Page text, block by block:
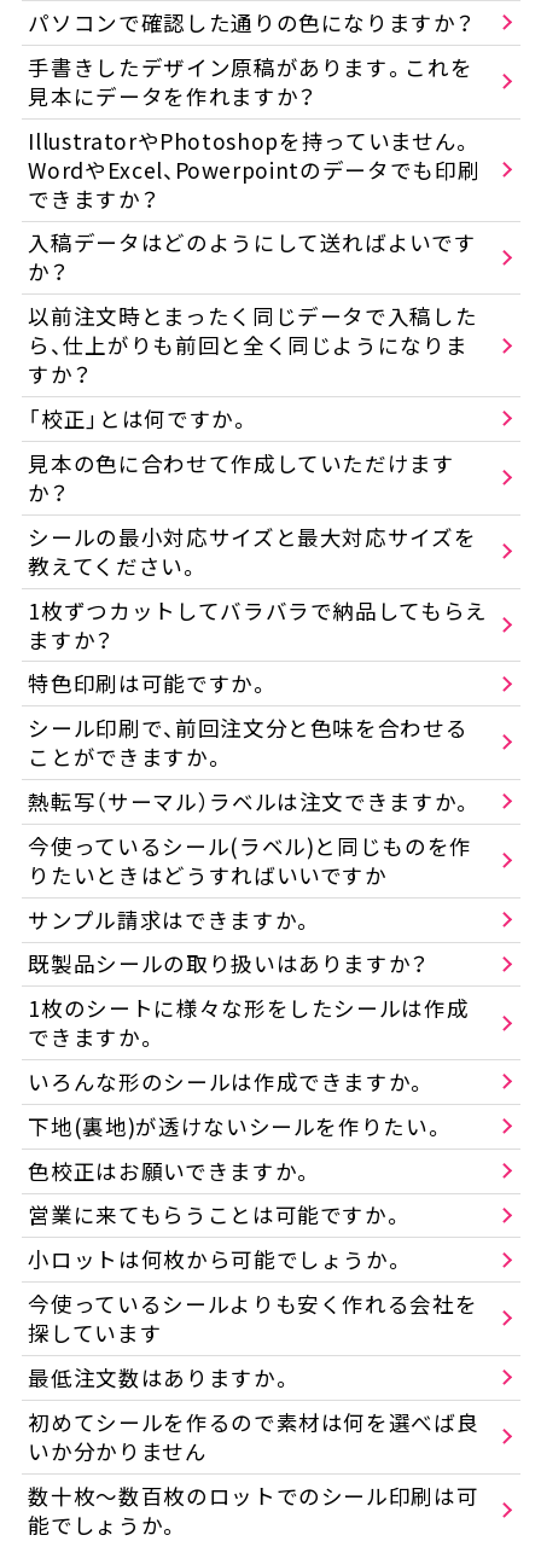
パソコンで確認した通りの色になりますか？
手書きしたデザイン原稿があります。これを
見本にデータを作れますか？
IllustratorやPhotoshopを持っていません。
WordやExcel、Powerpointのデータでも印刷
できますか？
入稿データはどのようにして送ればよいです
か？
以前注文時とまったく同じデータで入稿した
ら、仕上がりも前回と全く同じようになりま
すか？
「校正」とは何ですか。
見本の色に合わせて作成していただけます
か？
シールの最小対応サイズと最大対応サイズを
教えてください。
1枚ずつカットしてバラバラで納品してもらえ
ますか？
特色印刷は可能ですか。
シール印刷で、前回注文分と色味を合わせる
ことができますか。
熱転写（サーマル）ラベルは注文できますか。
今使っているシール(ラベル)と同じものを作
りたいときはどうすればいいですか
サンプル請求はできますか。
既製品シールの取り扱いはありますか？
1枚のシートに様々な形をしたシールは作成
できますか。
いろんな形のシールは作成できますか。
下地(裏地)が透けないシールを作りたい。
色校正はお願いできますか。
営業に来てもらうことは可能ですか。
小ロットは何枚から可能でしょうか。
今使っているシールよりも安く作れる会社を
探しています
最低注文数はありますか。
初めてシールを作るので素材は何を選べば良
いか分かりません
数十枚〜数百枚のロットでのシール印刷は可
能でしょうか。